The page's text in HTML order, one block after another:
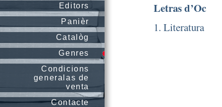
Editors
Panièr
Catalòg
Genres
Condicions
generalas de
venta
Contacte
Letras d’Oc
1. Literatura